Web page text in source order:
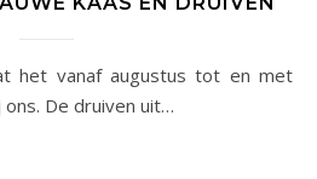
De druiven uit…